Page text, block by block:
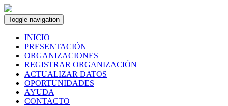
Toggle navigation
INICIO
PRESENTACIÓN
ORGANIZACIONES
REGISTRAR ORGANIZACIÓN
ACTUALIZAR DATOS
OPORTUNIDADES
AYUDA
CONTACTO